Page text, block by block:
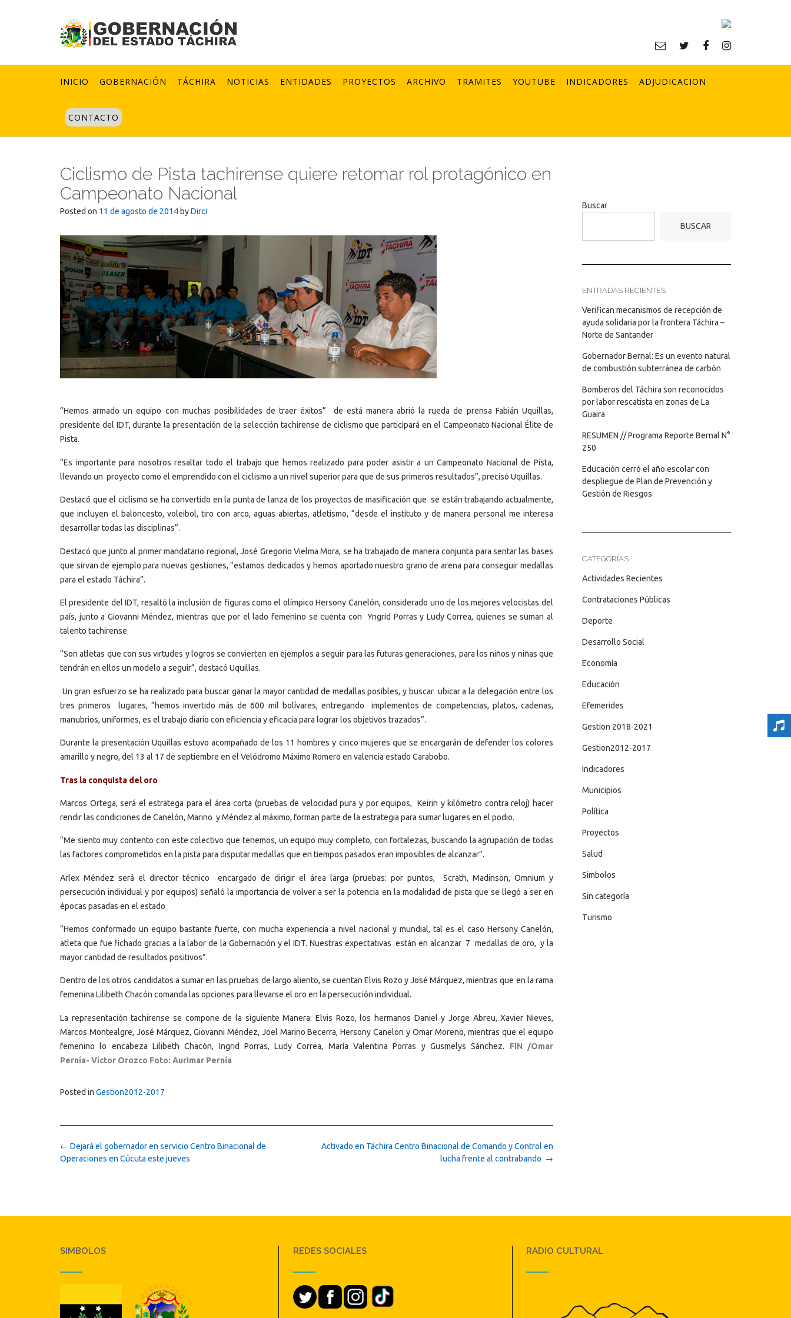
INICIO GOBERNACIÓN TÁCHIRA NOTICIAS ENTIDADES PROYECTOS ARCHIVO TRAMITES YOUTUBE INDICADORES ADJUDICACION
CONTACTO
Ciclismo de Pista tachirense quiere retomar rol protagónico en
Campeonato Nacional
Posted on 11 de agosto de 2014 byDirci
“Hemos armado un equipo con muchas posibilidades de traer éxitos” de está manera abrió la rueda de prensa Fabián Uquillas,
presidente del IDT, durante la presentación de la selección tachirense de ciclismo que participará en el Campeonato Nacional Élite de
Pista.
“Es importante para nosotros resaltar todo el trabajo que hemos realizado para poder asistir a un Campeonato Nacional de Pista,
llevando un proyecto como el emprendido con el ciclismo a un nivel superior para que de sus primeros resultados”, precisó Uquillas.
Destacó que el ciclismo se ha convertido en la punta de lanza de los proyectos de masificación que se están trabajando actualmente,
que incluyen el baloncesto, voleibol, tiro con arco, aguas abiertas, atletismo, “desde el instituto y de manera personal me interesa
desarrollar todas las disciplinas”.
Destacó que junto al primer mandatario regional, José Gregorio Vielma Mora, se ha trabajado de manera conjunta para sentar las bases
que sirvan de ejemplo para nuevas gestiones, “estamos dedicados y hemos aportado nuestro grano de arena para conseguir medallas
para el estado Táchira”.
El presidente del IDT, resaltó la inclusión de figuras como el olímpico Hersony Canelón, considerado uno de los mejores velocistas del
país, junto a Giovanni Méndez, mientras que por el lado femenino se cuenta con Yngrid Porras y Ludy Correa, quienes se suman al
talento tachirense
“Son atletas que con sus virtudes y logros se convierten en ejemplos a seguir para las futuras generaciones, para los niños y niñas que
tendrán en ellos un modelo a seguir”, destacó Uquillas.
Un gran esfuerzo se ha realizado para buscar ganar la mayor cantidad de medallas posibles, y buscar ubicar a la delegación entre los
tres primeros lugares, “hemos invertido más de 600 mil bolívares, entregando implementos de competencias, platos, cadenas,
manubrios, uniformes, es el trabajo diario con eficiencia y eficacia para lograr los objetivos trazados”.
Durante la presentación Uquillas estuvo acompañado de los 11 hombres y cinco mujeres que se encargarán de defender los colores
amarillo y negro, del 13 al 17 de septiembre en el Velódromo Máximo Romero en valencia estado Carabobo.
Tras la conquista del oro
Marcos Ortega, será el estratega para el área corta (pruebas de velocidad pura y por equipos, Keirin y kilómetro contra reloj) hacer
rendir las condiciones de Canelón, Marino y Méndez al máximo, forman parte de la estrategia para sumar lugares en el podio.
“Me siento muy contento con este colectivo que tenemos, un equipo muy completo, con fortalezas, buscando la agrupación de todas
las factores comprometidos en la pista para disputar medallas que en tiempos pasados eran imposibles de alcanzar”.
Arlex Méndez será el director técnico encargado de dirigir el área larga (pruebas: por puntos, Scrath, Madinson, Omnium y
persecución individual y por equipos) señaló la importancia de volver a ser la potencia en la modalidad de pista que se llegó a ser en
épocas pasadas en el estado
“Hemos conformado un equipo bastante fuerte, con mucha experiencia a nivel nacional y mundial, tal es el caso Hersony Canelón,
atleta que fue fichado gracias a la labor de la Gobernación y el IDT. Nuestras expectativas están en alcanzar 7 medallas de oro, y la
mayor cantidad de resultados positivos”.
Dentro de los otros candidatos a sumar en las pruebas de largo aliento, se cuentan Elvis Rozo y José Márquez, mientras que en la rama
femenina Lilibeth Chacón comanda las opciones para llevarse el oro en la persecución individual.
La representación tachirense se compone de la siguiente Manera: Elvis Rozo, los hermanos Daniel y Jorge Abreu, Xavier Nieves,
Marcos Montealgre, José Márquez, Giovanni Méndez, Joel Marino Becerra, Hersony Canelon y Omar Moreno, mientras que el equipo
femenino lo encabeza Lilibeth Chacón, Ingrid Porras, Ludy Correa, María Valentina Porras y Gusmelys Sánchez. FIN /Omar
Pernía- Víctor Orozco Foto: Aurimar Pernía
Posted in Gestion2012-2017
Post
navigation
Activado en Táchira Centro Binacional de Comando y Control en
lucha frente al contrabando →
← Dejará el gobernador en servicio Centro Binacional de
Operaciones en Cúcuta este jueves
Buscar
BUSCAR
ENTRADAS RECIENTES
Verifican mecanismos de recepción de
ayuda solidaria por la frontera Táchira –
Norte de Santander
Gobernador Bernal: Es un evento natural
de combustión subterránea de carbón
Bomberos del Táchira son reconocidos
por labor rescatista en zonas de La
Guaira
RESUMEN // Programa Reporte Bernal N°
250
Educación cerró el año escolar con
despliegue de Plan de Prevención y
Gestión de Riesgos
CATEGORÍAS
Actividades Recientes
Contrataciones Públicas
Deporte
Desarrollo Social
Economía
Educación
Efemerides
Gestion 2018-2021
Gestion2012-2017
Indicadores
Municipios
Política
Proyectos
Salud
Simbolos
Sin categoría
Turismo
SIMBOLOS REDES SOCIALES RADIO CULTURAL